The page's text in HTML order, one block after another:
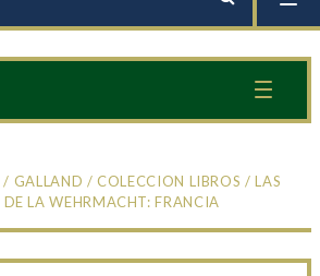
/ GALLAND /COLECCION LIBROS / LAS
LA WEHRMACHT: FRANCIA